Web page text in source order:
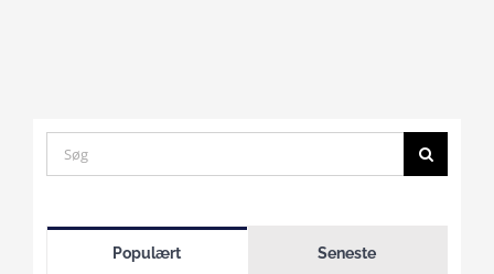
Search
for:
Populært Seneste
accept